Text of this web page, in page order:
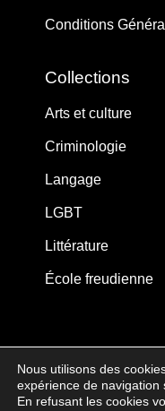
Conditions
Collections
Arts et culture
Criminologie
Langage
LGBT
Littérature
École freudienne
MJW-
Nous utilisons des
expérience de navigation
En refusant les cookies